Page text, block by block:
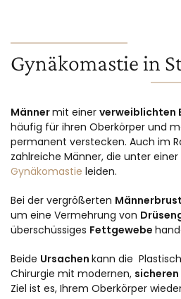
Gynäkomastie in
Männermit einer verweiblichten
häufig für ihren Oberkörper und
permanent verstecken. Auch im
zahlreiche Männer, die unter
Gynäkomastie leiden.
Bei der vergrößerten Männerbrust
um eine Vermehrung von
überschüssiges Fettgewebe
Beide Ursachen kann die
Chirurgie mit modernen,
Ziel ist es, Ihrem Oberkörper